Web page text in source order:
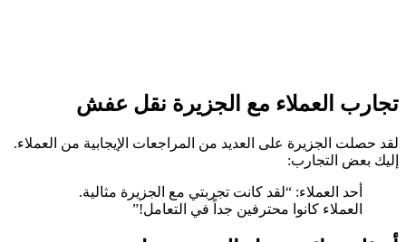
تجارب العملاء مع الجزيرة نقل عفش
لقد حصلت الجزيرة على العديد من المراجعات الإيجابية من العملاء.
إليك بعض التجارب:
أحد العملاء: “لقد كانت تجربتي مع الجزيرة مثالية.
العملاء كانوا محترفين جداً في التعامل!”